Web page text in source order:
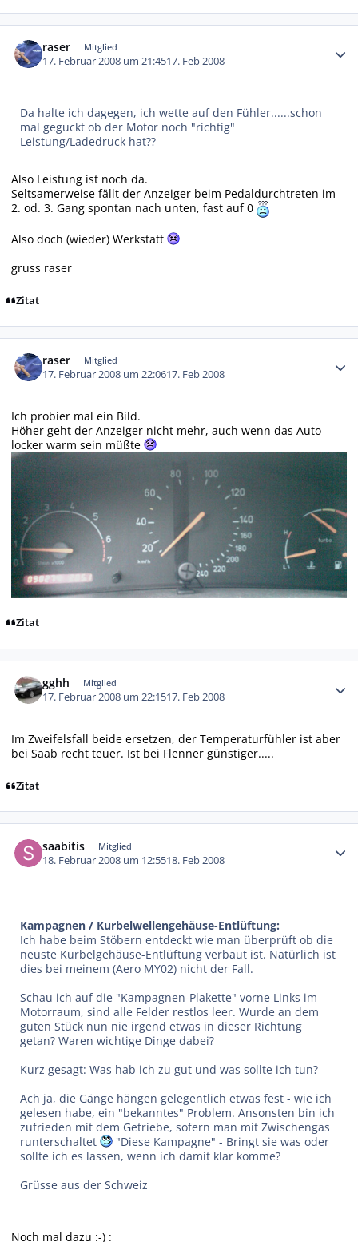
raser Mitglied
17. Februar 2008 um 21:4517. Feb 2008
Da halte ich dagegen, ich wette auf den Fühler......schon
mal geguckt ob der Motor noch "richtig"
Leistung/Ladedruck hat??
Also Leistung ist noch da.
Seltsamerweise fällt der Anzeiger beim Pedaldurchtreten im
2. od. 3. Gang spontan nach unten, fast auf 0
Also doch (wieder) Werkstatt
gruss raser
Zitat
raser Mitglied
17. Februar 2008 um 22:0617. Feb 2008
Ich probier mal ein Bild.
Höher geht der Anzeiger nicht mehr, auch wenn das Auto
locker warm sein müßte
Zitat
gghh Mitglied
17. Februar 2008 um 22:1517. Feb 2008
Im Zweifelsfall beide ersetzen, der Temperaturfühler ist aber
bei Saab recht teuer. Ist bei Flenner günstiger.....
Zitat
saabitis Mitglied
18. Februar 2008 um 12:5518. Feb 2008
Kampagnen / Kurbelwellengehäuse-Entlüftung:
Ich habe beim Stöbern entdeckt wie man überprüft ob die
neuste Kurbelgehäuse-Entlüftung verbaut ist. Natürlich ist
dies bei meinem (Aero MY02) nicht der Fall.
Schau ich auf die "Kampagnen-Plakette" vorne Links im
Motorraum, sind alle Felder restlos leer. Wurde an dem
guten Stück nun nie irgend etwas in dieser Richtung
getan? Waren wichtige Dinge dabei?
Kurz gesagt: Was hab ich zu gut und was sollte ich tun?
Ach ja, die Gänge hängen gelegentlich etwas fest - wie ich
gelesen habe, ein "bekanntes" Problem. Ansonsten bin ich
zufrieden mit dem Getriebe, sofern man mit Zwischengas
runterschaltet
"Diese Kampagne" - Bringt sie was oder
sollte ich es lassen, wenn ich damit klar komme?
Grüsse aus der Schweiz
Noch mal dazu :-) :